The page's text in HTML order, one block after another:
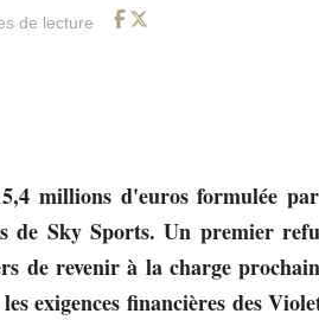
de lecture
millions d'euros formulée
de Sky Sports. Un premier
de revenir à la charge
exigences financières des